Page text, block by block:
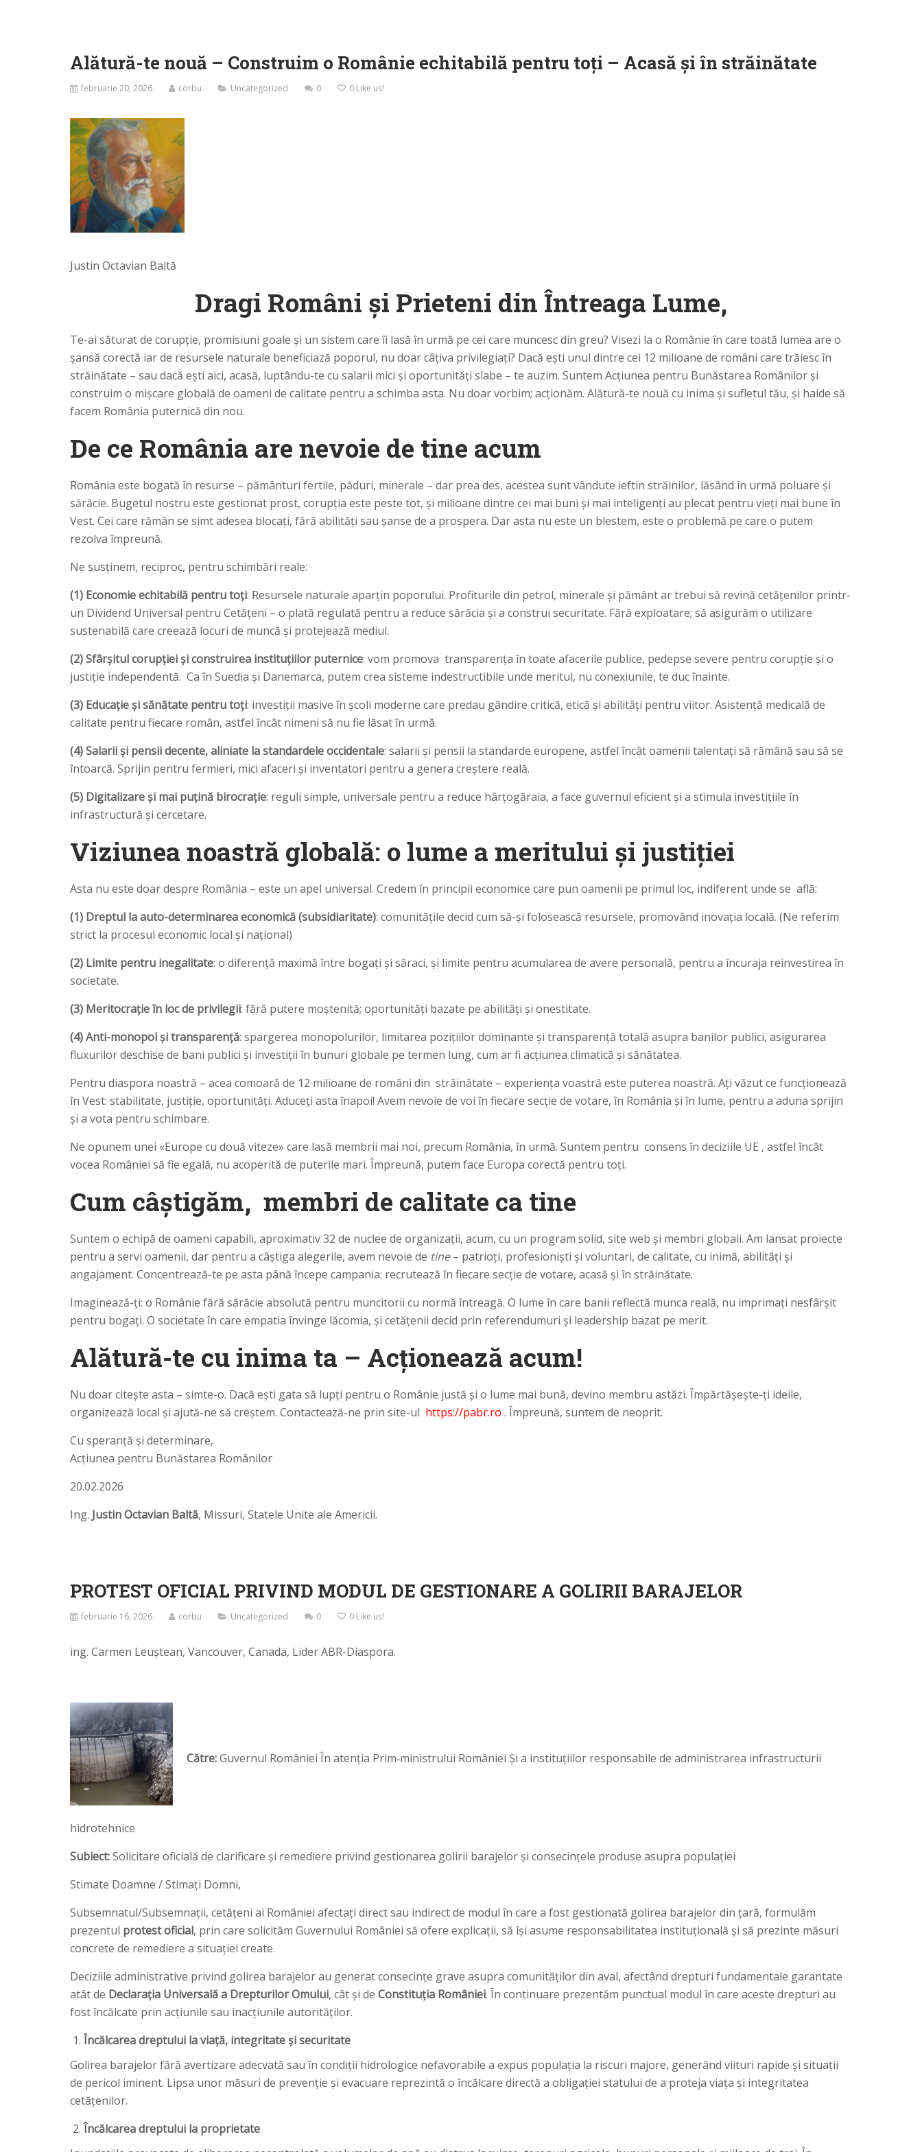
Alătură-te nouă – Construim o Românie echitabilă pentru toți – Acasă și în străinătate
februarie 20, 2026 corbu Uncategorized 0 0 Like us!
Justin Octavian Baltă
Dragi Români și Prieteni din Întreaga Lume,
Te-ai săturat de corupție, promisiuni goale și un sistem care îi lasă în urmă pe cei care muncesc din greu? Visezi la o Românie în care toată lumea are o
șansă corectă iar de resursele naturale beneficiază poporul, nu doar câțiva privilegiați? Dacă ești unul dintre cei 12 milioane de români care trăiesc în
străinătate – sau dacă ești aici, acasă, luptându-te cu salarii mici și oportunități slabe – te auzim. Suntem Acțiunea pentru Bunăstarea Românilor și
construim o mișcare globală de oameni de calitate pentru a schimba asta. Nu doar vorbim; acționăm. Alătură-te nouă cu inima și sufletul tău, și haide să
facem România puternică din nou.
De ce România are nevoie de tine acum
România este bogată în resurse – pământuri fertile, păduri, minerale – dar prea des, acestea sunt vândute ieftin străinilor, lăsând în urmă poluare și
sărăcie. Bugetul nostru este gestionat prost, corupția este peste tot, și milioane dintre cei mai buni și mai inteligenți au plecat pentru vieți mai bune în
Vest. Cei care rămân se simt adesea blocați, fără abilități sau șanse de a prospera. Dar asta nu este un blestem, este o problemă pe care o putem
rezolva împreună.
Ne susținem, reciproc, pentru schimbări reale:
(1) Economie echitabilă pentru toți: Resursele naturale aparțin poporului. Profiturile din petrol, minerale și pământ ar trebui să revină cetățenilor printr-
un Dividend Universal pentru Cetățeni – o plată regulată pentru a reduce sărăcia și a construi securitate. Fără exploatare; să asigurăm o utilizare
sustenabilă care creează locuri de muncă și protejează mediul.
(2) Sfârșitul corupției și construirea instituțiilor puternice: vom promova transparența în toate afacerile publice, pedepse severe pentru corupție și o
justiție independentă. Ca în Suedia și Danemarca, putem crea sisteme indestructibile unde meritul, nu conexiunile, te duc înainte.
(3) Educație și sănătate pentru toți: investiții masive în școli moderne care predau gândire critică, etică și abilități pentru viitor. Asistență medicală de
calitate pentru fiecare român, astfel încât nimeni să nu fie lăsat în urmă.
(4) Salarii și pensii decente, aliniate la standardele occidentale: salarii și pensii la standarde europene, astfel încât oamenii talentați să rămână sau să se
întoarcă. Sprijin pentru fermieri, mici afaceri și inventatori pentru a genera creștere reală.
(5) Digitalizare și mai puțină birocrație: reguli simple, universale pentru a reduce hârțogăraia, a face guvernul eficient și a stimula investițiile în
infrastructură și cercetare.
Viziunea noastră globală: o lume a meritului și justiției
Asta nu este doar despre România – este un apel universal. Credem în principii economice care pun oamenii pe primul loc, indiferent unde se află:
(1) Dreptul la auto-determinarea economică (subsidiaritate): comunitățile decid cum să-și folosească resursele, promovând inovația locală. (Ne referim
strict la procesul economic local și național)
(2) Limite pentru inegalitate: o diferență maximă între bogați și săraci, și limite pentru acumularea de avere personală, pentru a încuraja reinvestirea în
societate.
(3) Meritocrație în loc de privilegii: fără putere moștenită; oportunități bazate pe abilități și onestitate.
(4) Anti-monopol și transparență: spargerea monopolurilor, limitarea pozițiilor dominante și transparență totală asupra banilor publici, asigurarea
fluxurilor deschise de bani publici și investiții în bunuri globale pe termen lung, cum ar fi acțiunea climatică și sănătatea.
Pentru diaspora noastră – acea comoară de 12 milioane de români din străinătate – experiența voastră este puterea noastră. Ați văzut ce funcționează
în Vest: stabilitate, justiție, oportunități. Aduceți asta înapoi! Avem nevoie de voi în fiecare secție de votare, în România și în lume, pentru a aduna sprijin
și a vota pentru schimbare.
Ne opunem unei «Europe cu două viteze» care lasă membrii mai noi, precum România, în urmă. Suntem pentru consens în deciziile UE , astfel încât
vocea României să fie egală, nu acoperită de puterile mari. Împreună, putem face Europa corectă pentru toți.
Cum câștigăm, membri de calitate ca tine
Suntem o echipă de oameni capabili, aproximativ 32 de nuclee de organizații, acum, cu un program solid, site web și membri globali. Am lansat proiecte
pentru a servi oamenii, dar pentru a câștiga alegerile, avem nevoie de tine– patrioți, profesioniști și voluntari, de calitate, cu inimă, abilități și
angajament. Concentrează-te pe asta până începe campania: recrutează în fiecare secție de votare, acasă și în străinătate.
Imaginează-ți: o Românie fără sărăcie absolută pentru muncitorii cu normă întreagă. O lume în care banii reflectă munca reală, nu imprimați nesfârșit
pentru bogați. O societate în care empatia învinge lăcomia, și cetățenii decid prin referendumuri și leadership bazat pe merit.
Alătură-te cu inima ta – Acționează acum!
Nu doar citește asta – simte-o. Dacă ești gata să lupți pentru o Românie justă și o lume mai bună, devino membru astăzi. Împărtășește-ți ideile,
organizează local și ajută-ne să creștem. Contactează-ne prin site-ul https://pabr.ro . Împreună, suntem de neoprit.
Cu speranță și determinare,
Acțiunea pentru Bunăstarea Românilor
20.02.2026
Ing. Justin Octavian Baltă, Missuri, Statele Unite ale Americii.
PROTEST OFICIAL PRIVIND MODUL DE GESTIONARE A GOLIRII BARAJELOR
februarie 16, 2026 corbu Uncategorized 0 0 Like us!
ing. Carmen Leuștean, Vancouver, Canada, Lider ABR-Diaspora.
Către:Guvernul României În atenția Prim‑ministrului României Și a instituțiilor responsabile de administrarea infrastructurii
hidrotehnice
Subiect:Solicitare oficială de clarificare și remediere privind gestionarea golirii barajelor și consecințele produse asupra populației
Stimate Doamne / Stimați Domni,
Subsemnatul/Subsemnații, cetățeni ai României afectați direct sau indirect de modul în care a fost gestionată golirea barajelor din țară, formulăm
prezentul protest oficial, prin care solicităm Guvernului României să ofere explicații, să își asume responsabilitatea instituțională și să prezinte măsuri
concrete de remediere a situației create.
Deciziile administrative privind golirea barajelor au generat consecințe grave asupra comunităților din aval, afectând drepturi fundamentale garantate
atât de Declarația Universală a Drepturilor Omului, cât și de Constituția României. În continuare prezentăm punctual modul în care aceste drepturi au
fost încălcate prin acțiunile sau inacțiunile autorităților.
Încălcarea dreptului la viață, integritate și securitate
Golirea barajelor fără avertizare adecvată sau în condiții hidrologice nefavorabile a expus populația la riscuri majore, generând viituri rapide și situații
de pericol iminent. Lipsa unor măsuri de prevenție și evacuare reprezintă o încălcare directă a obligației statului de a proteja viața și integritatea
cetățenilor.
Încălcarea dreptului la proprietate